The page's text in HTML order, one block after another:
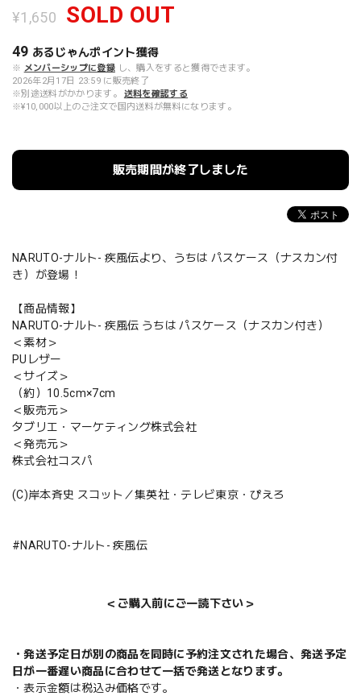
¥1,650 SOLD OUT
49 あるじゃんポイント獲得
※ メンバーシップに登録 し、購入をすると獲得できます。
2026年2月17日 23:59 に販売終了
※別途送料がかかります。
送料を確認する
※¥10,000以上のご注文で国内送料が無料になります。
販売期間が終了しました
NARUTO-ナルト- 疾風伝より、うちは パスケース（ナスカン付
き）が登場！
【商品情報】
NARUTO-ナルト- 疾風伝 うちは パスケース（ナスカン付き）
＜素材＞
PUレザー
＜サイズ＞
（約）10.5cm×7cm
＜販売元＞
タブリエ・マーケティング株式会社
＜発売元＞
株式会社コスパ
(C)岸本斉史 スコット／集英社・テレビ東京・ぴえろ
#NARUTO-ナルト- 疾風伝
＜ご購入前にご一読下さい＞
・発送予定日が別の商品を同時に予約注文された場合、発送予定
日が一番遅い商品に合わせて一括で発送となります。
・表示金額は税込み価格です。